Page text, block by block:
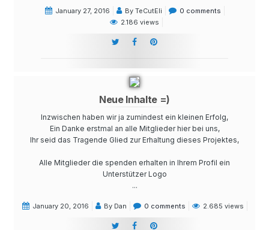
January 27, 2016 By TeCutEli
0 comments
2.186 views
Neue Inhalte =)
Inzwischen haben wir ja zumindest ein kleinen Erfolg,
Ein Danke erstmal an alle Mitglieder hier bei uns,
Ihr seid das Tragende Glied zur Erhaltung dieses Projektes,
Alle Mitglieder die spenden erhalten in Ihrem Profil ein
Unterstützer Logo
...
January 20, 2016 By Dan 0 comments 2.685 views